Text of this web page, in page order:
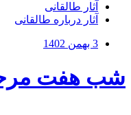
آثار طالقانی
آثار درباره طالقانی
3 بهمن 1402
شب هفت